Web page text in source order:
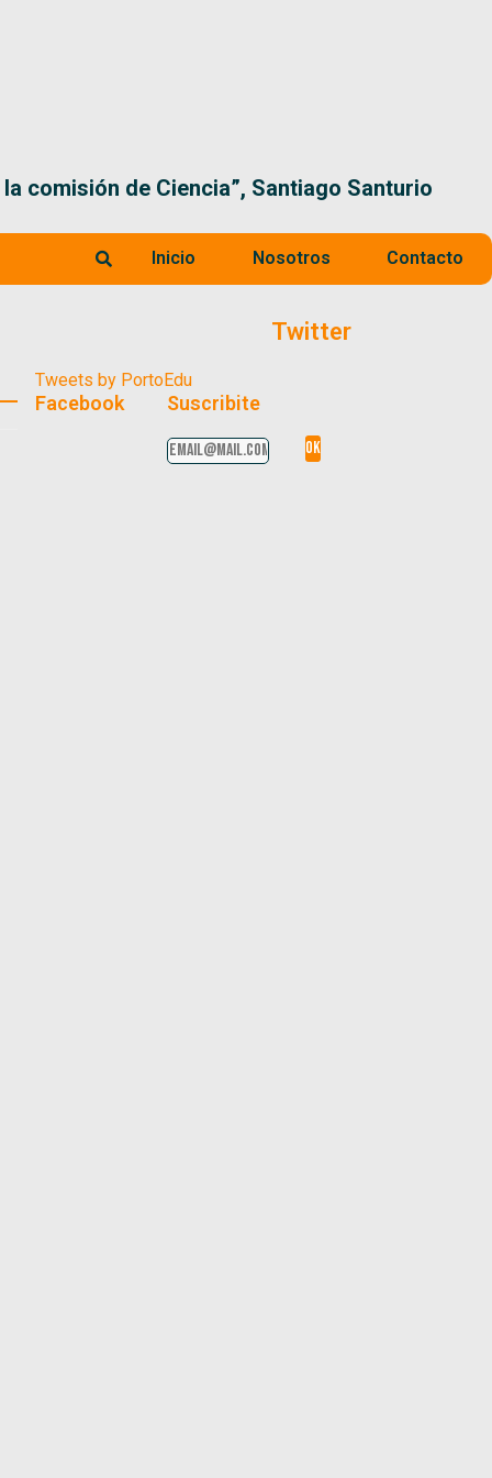
comisión de Ciencia”, Santiago Santurio
Inicio Nosotros Contacto
Twitter
Tweets by PortoEdu
Facebook Suscribite